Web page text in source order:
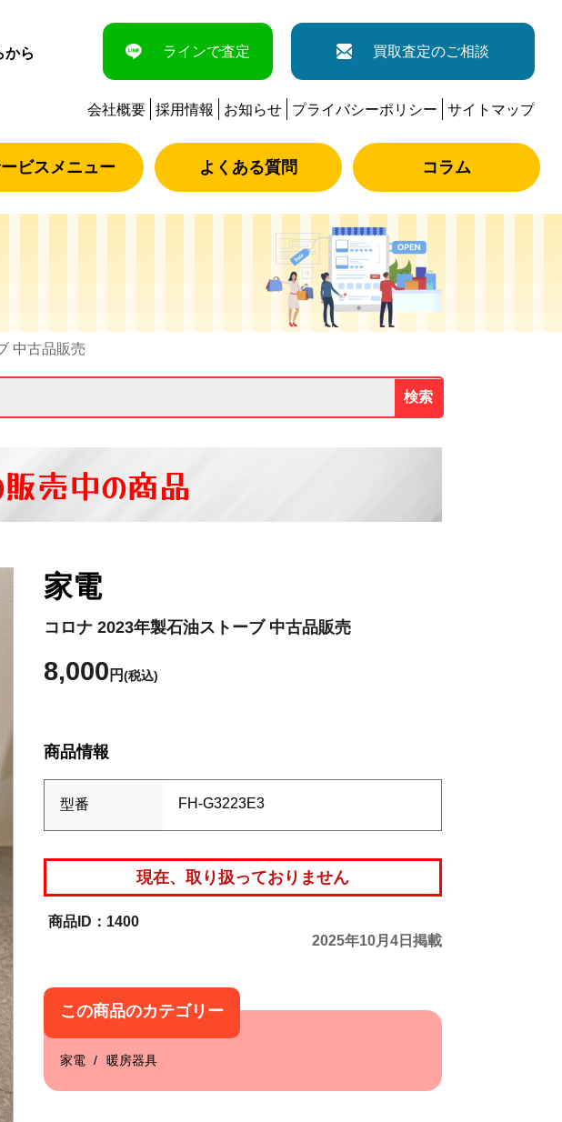
から ラインで査定 買取査定のご相談
会社概要 採用情報 お知らせ プライバシーポリシー サイトマップ
ビスメニュー よくある質問 コラム
中古品販売
検索
販売中の商品
家電
コロナ 2023年製石油ストーブ 中古品販売
8,000 円(税込)
商品情報
型番 FH-G3223E3
現在、取り扱っておりません
1400
2025年10月4日掲載
この商品のカテゴリー
家電 暖房器具